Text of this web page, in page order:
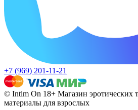
+7 (969) 201-11-21
© Intim On 18+ Магазин эротических
материалы для взрослых